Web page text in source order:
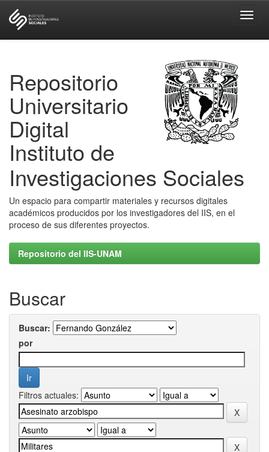
Repositorio
Universitario
Digital
Instituto de
Investigaciones Sociales
Un espacio para compartir materiales y recursos digitales
académicos producidos por los investigadores del IIS, en el
proceso de sus diferentes proyectos.
Repositorio del IIS-UNAM
Buscar
Buscar:
por
Filtros actuales: